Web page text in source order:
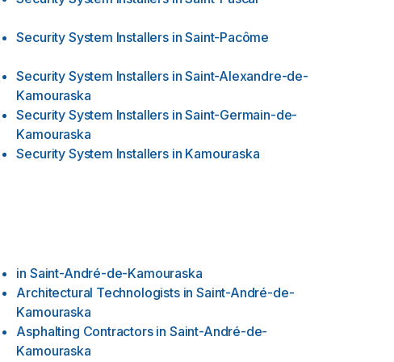
Security System Installers in Saint-Pacôme
Security System Installers in Saint-Alexandre-de-
Kamouraska
Security System Installers in Saint-Germain-de-
Kamouraska
Security System Installers in Kamouraska
in Saint-André-de-Kamouraska
Architectural Technologists in Saint-André-de-
Kamouraska
Asphalting Contractors in Saint-André-de-
Kamouraska